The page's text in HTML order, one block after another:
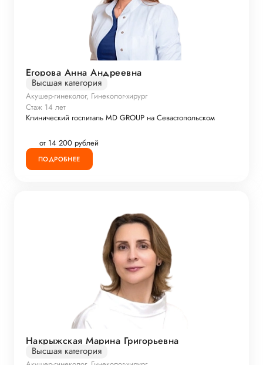
Егорова Анна Андреевна
Высшая категория
Акушер-гинеколог, Гинеколог-хирург
Стаж 14 лет
Клинический госпиталь MD GROUP на Севастопольском
от 14 200 рублей
ПОДРОБНЕЕ
Накрыжская Марина Григорьевна
Высшая категория